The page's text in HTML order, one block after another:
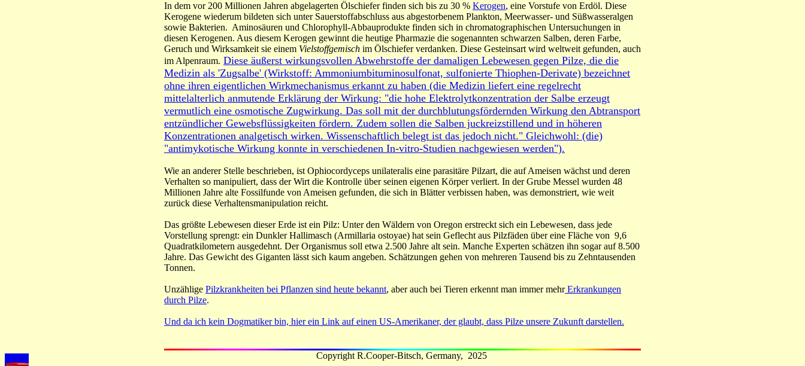
In dem vor 200 Millionen Jahren abgelagerten Ölschiefer finden sich bis zu 30 % Kerogen, eine Vorstufe von Erdöl. Diese
Kerogene wiederum bildeten sich unter Sauerstoffabschluss aus abgestorbenem Plankton, Meerwasser- und Süßwasseralgen
sowie Bakterien. Aminosäuren und Chlorophyll-Abbauprodukte finden sich in chromatographischen Untersuchungen in
diesen Kerogenen. Aus diesem Kerogen gewinnt die heutige Pharmazie die sogenannten schwarzen Salben, deren Farbe,
Geruch und Wirksamkeit sie einem Vielstoffgemisch im Ölschiefer verdanken. Diese Gesteinsart wird weltweit gefunden, auch
im Alpenraum. Diese äußerst wirkungsvollen Abwehrstoffe der damaligen Lebewesen gegen Pilze, die die
Medizin als 'Zugsalbe' (Wirkstoff: Ammoniumbituminosulfonat, sulfonierte Thiophen-Derivate) bezeichnet
ohne ihren eigentlichen Wirkmechanismus erkannt zu haben (die Medizin liefert eine regelrecht
mittelalterlich anmutende Erklärung der Wirkung: "die hohe Elektrolytkonzentration der Salbe erzeugt
vermutlich eine osmotische Zugwirkung. Das soll mit der durchblutungsfördernden Wirkung den Abtransport
entzündlicher Gewebsflüssigkeiten fördern. Zudem sollen die Salben juckreizstillend und in höheren
Konzentrationen analgetisch wirken. Wissenschaftlich belegt ist das jedoch nicht." Gleichwohl: (die)
"antimykotische Wirkung konnte in verschiedenen In-vitro-Studien nachgewiesen werden").
Wie an anderer Stelle beschrieben, ist Ophiocordyceps unilateralis eine parasitäre Pilzart, die auf Ameisen wächst und deren
Verhalten so manipuliert, dass der Wirt die Kontrolle über seinen eigenen Körper verliert. In der Grube Messel wurden 48
Millionen Jahre alte Fossilfunde von Ameisen gefunden, die sich in Blätter verbissen haben, was demonstriert, wie weit
zurück diese Verhaltensmanipulation reicht.
Das größte Lebewesen dieser Erde ist ein Pilz: Unter den Wäldern von Oregon erstreckt sich ein Lebewesen, dass jede
Vorstellung sprengt: ein Dunkler Hallimasch (Armillaria ostoyae) hat sein Geflecht aus Pilzfäden über eine Fläche von 9,6
Quadratkilometern ausgedehnt. Der Organismus soll etwa 2.500 Jahre alt sein. Manche Experten schätzen ihn sogar auf 8.500
Jahre. Das Gewicht des Giganten lässt sich kaum angeben. Schätzungen gehen von mehreren Tausend bis zu Zehntausenden
Tonnen.
Unzählige Pilzkrankheiten bei Pflanzen sind heute bekannt, aber auch bei Tieren erkennt man immer mehrErkrankungen
durch Pilze.
Und da ich kein Dogmatiker bin, hier ein Link auf einen US-Amerikaner, der glaubt, dass Pilze unsere Zukunft darstellen.
Copyright R.Cooper-Bitsch, Germany, 2025